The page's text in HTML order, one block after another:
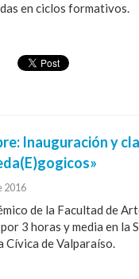
en ciclos formativos.
Inauguración y
2016
de la Facultad de
3 horas y media en la
Cívica de Valparaíso.